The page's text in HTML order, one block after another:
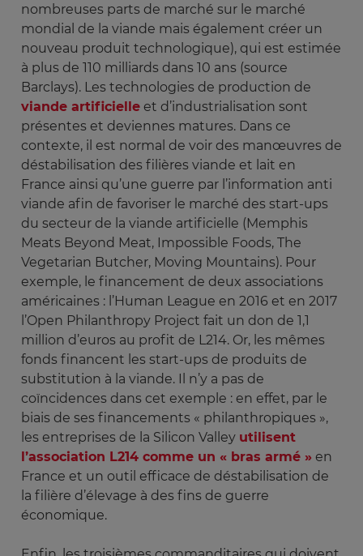
nombreuses parts de marché sur le marché
mondial de la viande mais également créer un
nouveau produit technologique), qui est estimée
à plus de 110 milliards dans 10 ans (source
Barclays). Les technologies de production de
viande artificielle et d’industrialisation sont
présentes et deviennes matures. Dans ce
contexte, il est normal de voir des manœuvres de
déstabilisation des filières viande et lait en
France ainsi qu’une guerre par l’information anti
viande afin de favoriser le marché des start-ups
du secteur de la viande artificielle (Memphis
Meats Beyond Meat, Impossible Foods, The
Vegetarian Butcher, Moving Mountains). Pour
exemple, le financement de deux associations
américaines : l’Human League en 2016 et en 2017
l’Open Philanthropy Project fait un don de 1,1
million d’euros au profit de L214. Or, les mêmes
fonds financent les start-ups de produits de
substitution à la viande. Il n’y a pas de
coïncidences dans cet exemple : en effet, par le
biais de ses financements « philanthropiques »,
les entreprises de la Silicon Valley utilisent
l’association L214 comme un « bras armé » en
France et un outil efficace de déstabilisation de
la filière d’élevage à des fins de guerre
économique.